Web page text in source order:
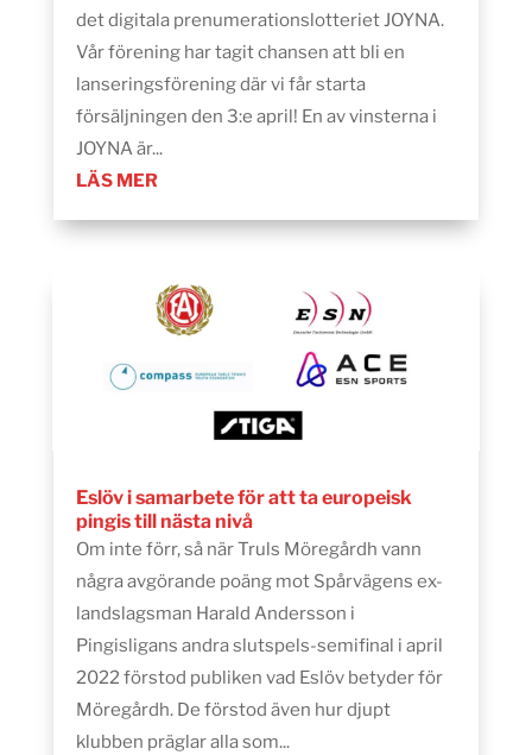
det digitala prenumerationslotteriet JOYNA.
Vår förening har tagit chansen att bli en
lanseringsförening där vi får starta
försäljningen den 3:e april! En av vinsterna i
JOYNA är...
LÄS MER
Eslöv i samarbete för att ta europeisk
pingis till nästa nivå
Om inte förr, så när Truls Möregårdh vann
några avgörande poäng mot Spårvägens ex-
landslagsman Harald Andersson i
Pingisligans andra slutspels-semifinal i april
2022 förstod publiken vad Eslöv betyder för
Möregårdh. De förstod även hur djupt
klubben präglar alla som...